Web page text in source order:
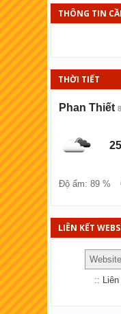
XSKT Phú
XSKT Ninh
XSKT Bình
XSKT Lào cai
XSKT Bắc Ninh
XSKT Bến Tre
THÔNG TIN
THỜI TIẾT
Phan Thiết
Độ ẩm: 89 %
LIÊN KẾT
::